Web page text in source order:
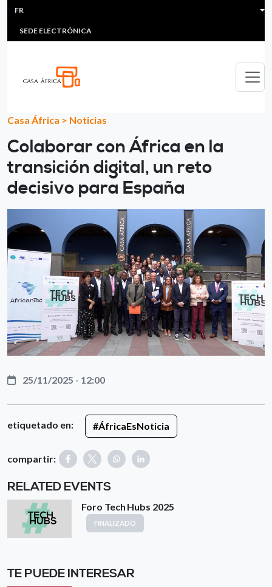
Aller au contenu principal
HEADER MENU
MULTIMEDIA
SEDE ELECTRÓNICA
FR
Casa África > Noticias
Colaborar con África en la
transición digital, un reto
decisivo para España
25/11/2025 - 12:00
etiquetado en: #ÁfricaEsNoticia
compartir:
RELATED EVENTS
Foro Tech Hubs 2025
FINALIZADO
TE PUEDE INTERESAR